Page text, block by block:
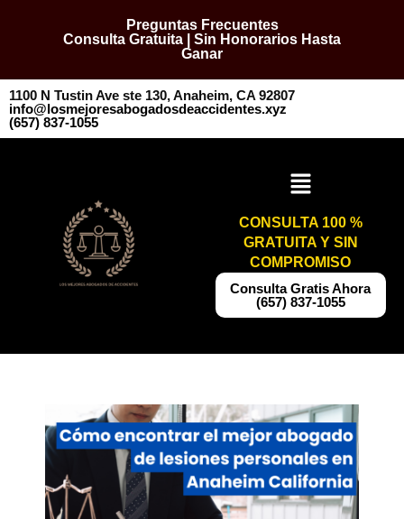
Preguntas Frecuentes
Consulta Gratuita | Sin Honorarios Hasta
Ganar
1100 N Tustin Ave ste 130, Anaheim, CA 92807
info@losmejoresabogadosdeaccidentes.xyz
​​(657) 837-1055
CONSULTA 100 %
GRATUITA Y SIN
COMPROMISO
​​Consulta Gratis Ahora
(657) 837-1055